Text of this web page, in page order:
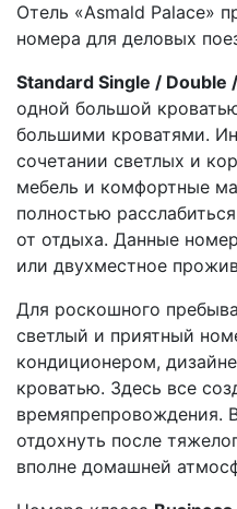
Отель «Asmald Palace»
номера для деловых
Standard Single / Double
одной большой
большими кроватями.
сочетании светлых и
мебель и комфортные
полностью
от отдыха. Данные
или двухместное
Для роскошного
светлый и приятный
кондиционером,
кроватью. Здесь все
времяпрепровождения.
отдохнуть после
вполне домашней